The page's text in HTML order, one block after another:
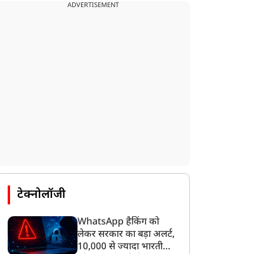
न्यूज
ADVERTISEMENT
टेक्नोलॉजी
WhatsApp हैकिंग को
लेकर सरकार का बड़ा अलर्ट,
10,000 से ज्यादा भारतीयों